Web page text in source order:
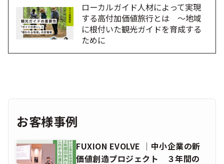
ローカルガイド人材によって実現
する高付加価値旅行とは ～地域
に根付いた観光ガイドを育成する
ために
お客様事例
FUXION EVOLVE │中小企業の新
価値創造プロジェクト ３年間の